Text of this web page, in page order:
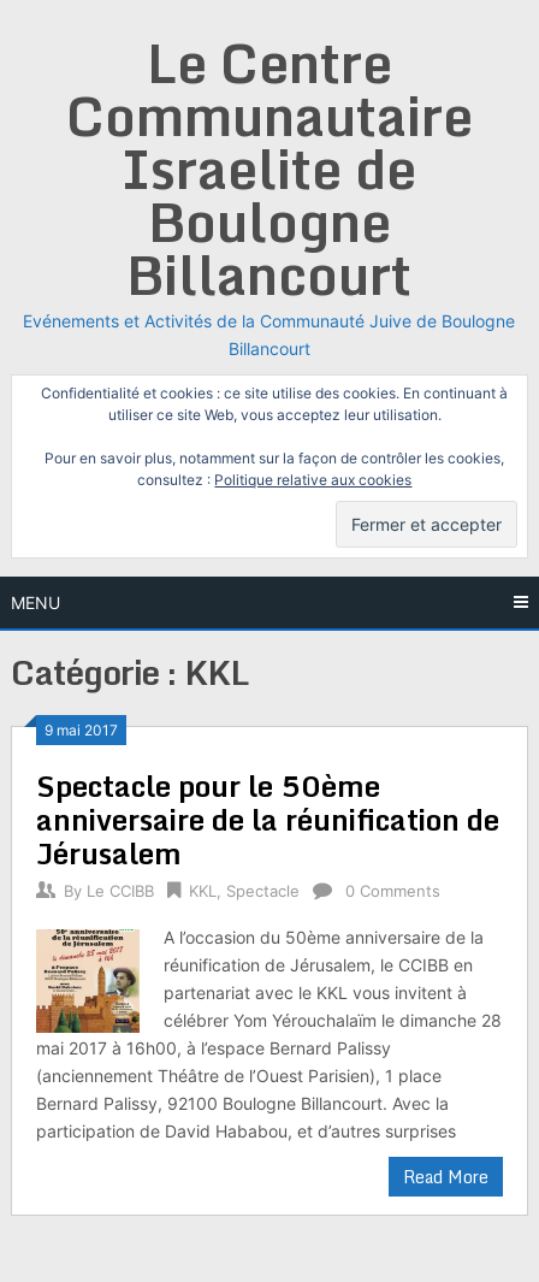
Le Centre
Communautaire
Israelite de
Boulogne
Billancourt
Evénements et Activités de la Communauté Juive de Boulogne
Billancourt
Confidentialité et cookies : ce site utilise des cookies. En continuant à
utiliser ce site Web, vous acceptez leur utilisation.
Pour en savoir plus, notamment sur la façon de contrôler les cookies,
consultez : Politique relative aux cookies
MENU
Catégorie : KKL
9 mai 2017
Spectacle pour le 50ème
anniversaire de la réunification de
Jérusalem
By Le CCIBB KKL Spectacle 0 Comments
A l’occasion du 50ème anniversaire de la
réunification de Jérusalem, le CCIBB en
partenariat avec le KKL vous invitent à
célébrer Yom Yérouchalaïm le dimanche 28
mai 2017 à 16h00, à l’espace Bernard Palissy
(anciennement Théâtre de l’Ouest Parisien), 1 place
Bernard Palissy, 92100 Boulogne Billancourt. Avec la
participation de David Hababou, et d’autres surprises
Read More